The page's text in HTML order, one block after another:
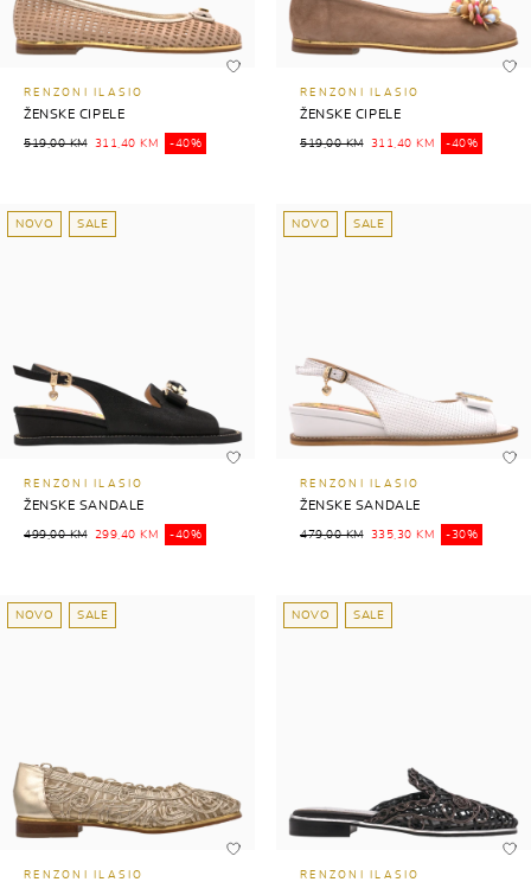
RENZONI ILASIO
ŽENSKE CIPELE
519,00 KM 311,40 KM -40%
RENZONI ILASIO
ŽENSKE CIPELE
519,00 KM 311,40 KM -40%
NOVO SALE
RENZONI ILASIO
ŽENSKE SANDALE
499,00 KM 299,40 KM -40%
NOVO SALE
RENZONI ILASIO
ŽENSKE SANDALE
479,00 KM 335,30 KM -30%
NOVO SALE
RENZONI ILASIO
NOVO SALE
RENZONI ILASIO